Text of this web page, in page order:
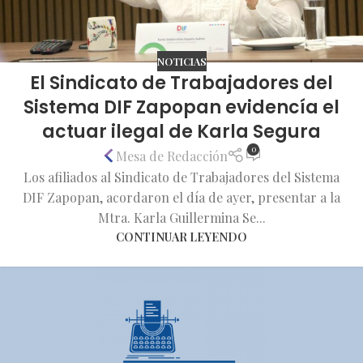
NOTICIAS
El Sindicato de Trabajadores del
Sistema DIF Zapopan evidencía el
actuar ilegal de Karla Segura
Mesa de Redacción 0
Los afiliados al Sindicato de Trabajadores del Sistema
DIF Zapopan, acordaron el día de ayer, presentar a la
Mtra. Karla Guillermina Se...
CONTINUAR LEYENDO